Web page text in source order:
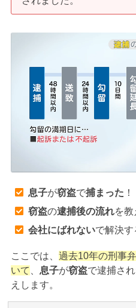
刑事事件の無料相談
家族が逮捕された方
刑事事件の記事一覧
アトムについて
弁護士費用
アクセス
解決実績
息子が窃盗で捕まった ！
窃盗の逮捕後の流れを教
会社にばれないで解決す
ここでは、 過去10年の刑事
いて
息子が窃盗で逮捕さ
えします。